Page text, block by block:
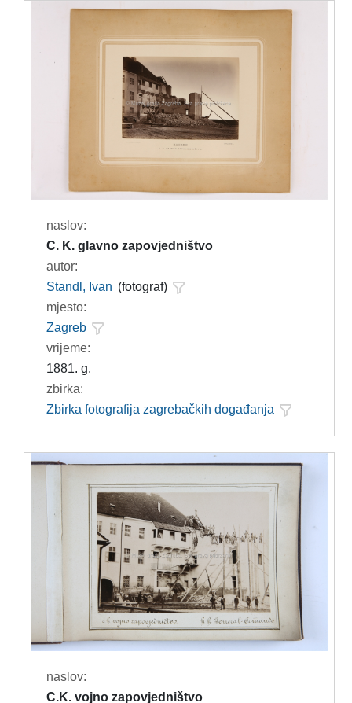
naslov:
C. K. glavno zapovjedništvo
autor:
Standl, Ivan (fotograf)
mjesto:
Zagreb
vrijeme:
1881. g.
zbirka:
Zbirka fotografija zagrebačkih događanja
naslov:
C.K. vojno zapovjedništvo